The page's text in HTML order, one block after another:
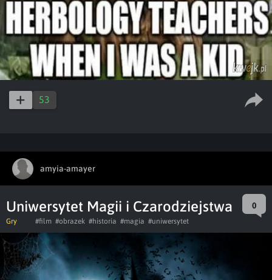
53
amyia-amayer
Uniwersytet Magii i Czarodziejstwa 0
Gry #film #obrazek #historia #magia #uniwersytet